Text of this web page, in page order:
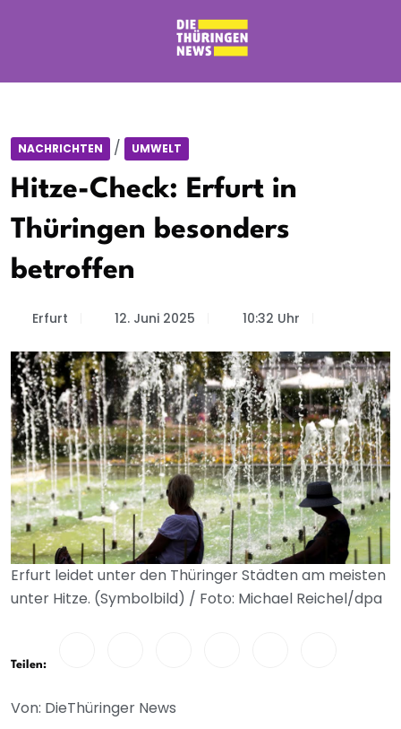
NACHRICHTEN / UMWELT
Hitze-Check: Erfurt in
Thüringen besonders
betroffen
Erfurt 12. Juni 2025 10:32 Uhr
Erfurt leidet unter den Thüringer Städten am meisten
unter Hitze. (Symbolbild) / Foto: Michael Reichel/dpa
Teilen:
Von: DieThüringer News